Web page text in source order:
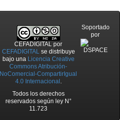
CEFADIGITAL por
CEFADIGITALse distribuye
bajo una Licencia Creative
Commons Atribución-
NoComercial-CompartirIgual
4.0 Internacional .
Todos los derechos
reservados según ley N°
11.723
Soportado
por